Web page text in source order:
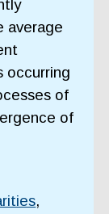
average
occurring
of
of
,